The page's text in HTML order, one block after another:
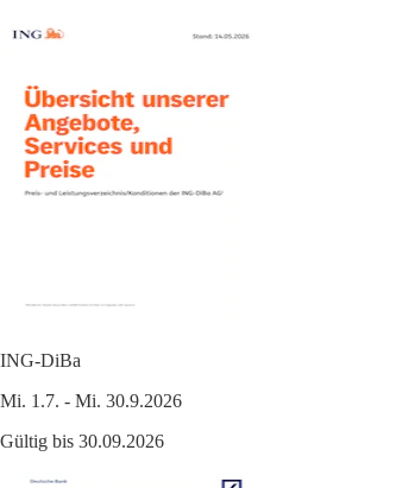
ING-DiBa
Mi. 1.7. - Mi. 30.9.2026
Gültig bis 30.09.2026